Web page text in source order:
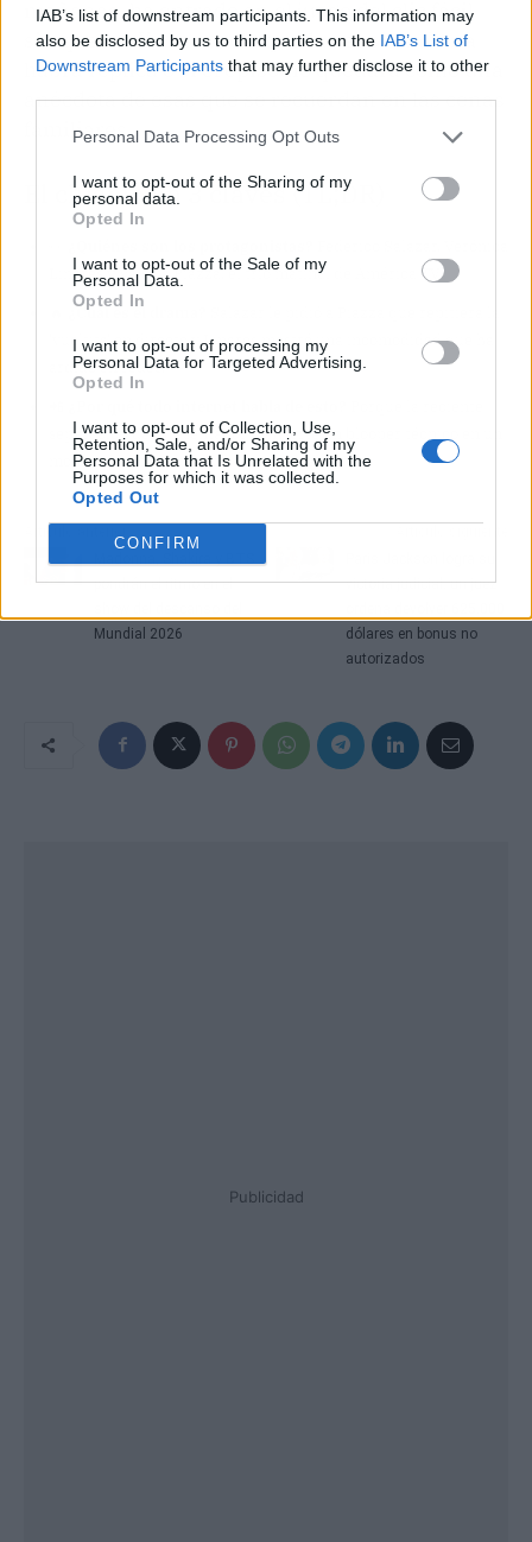
IAB’s list of downstream participants. This information may
also be disclosed by us to third parties on the IAB’s List of
Downstream Participants that may further disclose it to other
Personal Data Processing Opt Outs
I want to opt-out of the Sharing of my
personal data.
Opted In
I want to opt-out of the Sale of my
Personal Data.
Opted In
I want to opt-out of processing my
Personal Data for Targeted Advertising.
Opted In
I want to opt-out of Collection, Use,
Retention, Sale, and/or Sharing of my
Personal Data that Is Unrelated with the
Purposes for which it was collected.
Opted Out
CONFIRM
mañanas, ha entrado en el juego del clic fácil
sin querer. Y ahora solo queda ver si mañana
habrá réplica o si el episodio quedará como una
anécdota de esas que se recuerdan en las cenas
familiares.
El chisme en 3 claves (TL;DR)
Linares y Valeria Piazza, el trío matinal de América TV.
¿Cuál es el drama?
'vueltita' en directo y Linares mostró una incomodidad que ha
ardido en redes.
separación del presentador convierte un blooper técnico en un
momentazo con subtexto sentimental.
Artículo anterior
pondrán el ritmo en el
Mundial 2026
victoria judicial: un juez
dólares en bonus no
autorizados
Publicidad